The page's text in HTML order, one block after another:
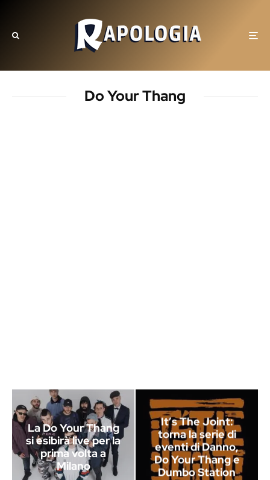
Do Your Thang
La Do Your Thang
si esibirà live per la
prima volta a
Milano
It’s The Joint:
torna la serie di
eventi di Danno,
Do Your Thang e
Dumbo Station